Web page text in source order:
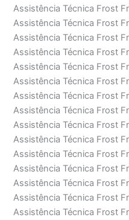
Assistência Técnica Frost
Assistência Técnica Frost
Assistência Técnica Frost
Assistência Técnica Frost
Assistência Técnica Frost
Assistência Técnica Frost
Assistência Técnica Frost
Assistência Técnica Frost
Assistência Técnica Frost
Assistência Técnica Frost
Assistência Técnica Frost
Assistência Técnica Frost
Assistência Técnica Frost
Assistência Técnica Frost
Assistência Técnica Frost